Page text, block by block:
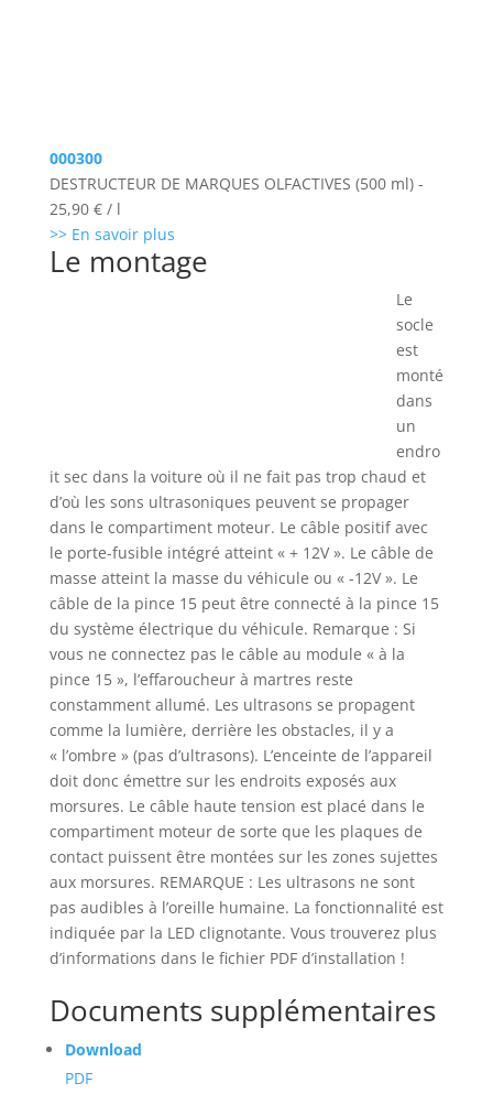
000300
DESTRUCTEUR DE MARQUES OLFACTIVES (500 ml) -
25,90 € / l
>> En savoir plus
Le montage
Le
socle
est
monté
dans
un
endro
it sec dans la voiture où il ne fait pas trop chaud et
d’où les sons ultrasoniques peuvent se propager
dans le compartiment moteur. Le câble positif avec
le porte-fusible intégré atteint « + 12V ». Le câble de
masse atteint la masse du véhicule ou « -12V ». Le
câble de la pince 15 peut être connecté à la pince 15
du système électrique du véhicule. Remarque : Si
vous ne connectez pas le câble au module « à la
pince 15 », l’effaroucheur à martres reste
constamment allumé. Les ultrasons se propagent
comme la lumière, derrière les obstacles, il y a
« l’ombre » (pas d’ultrasons). L’enceinte de l’appareil
doit donc émettre sur les endroits exposés aux
morsures. Le câble haute tension est placé dans le
compartiment moteur de sorte que les plaques de
contact puissent être montées sur les zones sujettes
aux morsures. REMARQUE : Les ultrasons ne sont
pas audibles à l’oreille humaine. La fonctionnalité est
indiquée par la LED clignotante. Vous trouverez plus
d’informations dans le fichier PDF d’installation !
Documents supplémentaires
Download
PDF